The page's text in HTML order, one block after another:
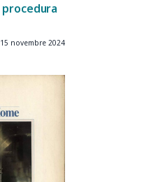
procedura
15 novembre 2024